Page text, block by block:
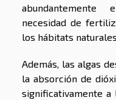
necesidad de
los hábitats
Además, las algas
la absorción de
significativamente